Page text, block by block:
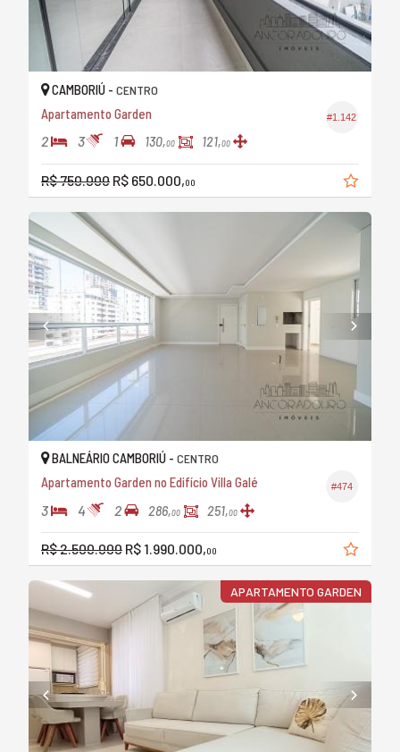
#1.142
CAMBORIÚ - CENTRO
Apartamento Garden
2 3 1 130,00 121,00
R$ 750.000 R$ 650.000,00
#474
BALNEÁRIO CAMBORIÚ - CENTRO
Apartamento Garden no Edifício Villa Galé
3 4 2 286,00 251,00
R$ 2.500.000 R$ 1.990.000,00
APARTAMENTO GARDEN